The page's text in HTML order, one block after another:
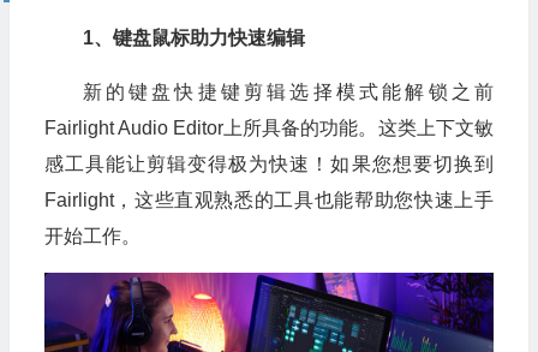
1、键盘鼠标助力快速编辑
新的键盘快捷键剪辑选择模式能解锁之前
Fairlight Audio Editor上所具备的功能。这类上下文敏
感工具能让剪辑变得极为快速！如果您想要切换到
Fairlight，这些直观熟悉的工具也能帮助您快速上手
开始工作。